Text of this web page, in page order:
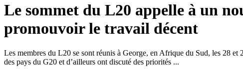
Le sommet du L20 appelle à un
promouvoir le travail décent
Les membres du L20 se sont réunis à George, en Afrique du Sud, les 28
des pays du G20 et d’ailleurs ont discuté des priorités ...